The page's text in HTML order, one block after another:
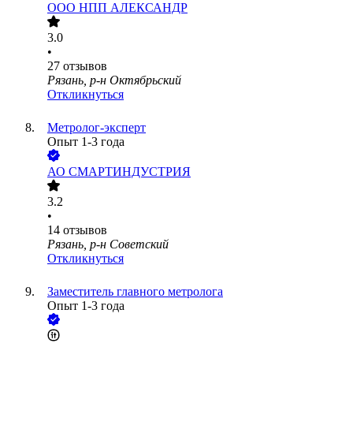
ООО НПП АЛЕКСАНДР
3.0
•
27 отзывов
Рязань, р-н Октябрьский
Откликнуться
Метролог-эксперт
Опыт 1-3 года
АО СМАРТИНДУСТРИЯ
3.2
•
14 отзывов
Рязань, р-н Советский
Откликнуться
Заместитель главного метролога
Опыт 1-3 года